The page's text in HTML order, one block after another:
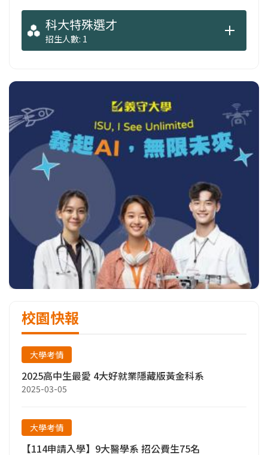
科大特殊選才
招生人數: 1
校園快報
大學考情
2025高中生最愛 4大好就業隱藏版黃金科系
2025-03-05
大學考情
【114申請入學】9大醫學系 招公費生75名